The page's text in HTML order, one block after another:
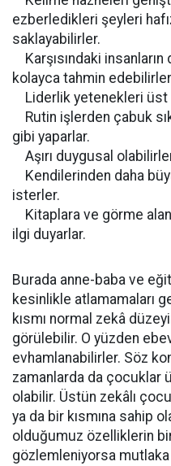
ezberledikleri şeyleri
saklayabilirler.
Karşısındaki
kolayca tahmin
Liderlik yetenekleri üst
Rutin işlerden çabuk
gibi yaparlar.
Aşırı duygusal
Kendilerinden daha
isterler.
Kitaplara ve görme
ilgi duyarlar.
Burada anne-baba ve
kesinlikle atlamamaları
kısmı normal zekâ
görülebilir. O yüzden
evhamlanabilirler. Söz
zamanlarda da çocuklar
olabilir. Üstün zekâlı
ya da bir kısmına sahip
olduğumuz özelliklerin
gözlemleniyorsa